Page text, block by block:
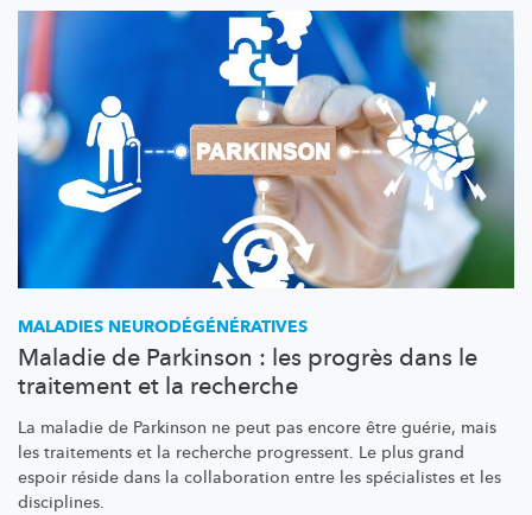
MALADIES NEURODÉGÉNÉRATIVES
Maladie de Parkinson : les progrès dans le
traitement et la recherche
La maladie de Parkinson ne peut pas encore être guérie, mais
les traitements et la recherche progressent. Le plus grand
espoir réside dans la collaboration entre les spécialistes et les
disciplines.